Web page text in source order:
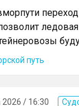
путь
2026 / 16:30